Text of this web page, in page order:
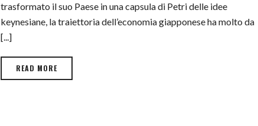
trasformato il suo Paese in una capsula di Petri delle idee
keynesiane, la traiettoria dell’economia giapponese ha molto da
[...]
READ MORE